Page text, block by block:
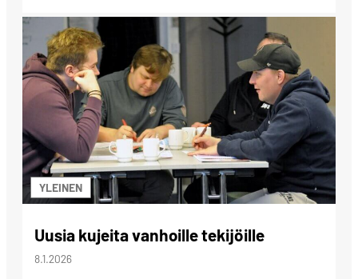
YLEINEN
Uusia kujeita vanhoille tekijöille
8.1.2026